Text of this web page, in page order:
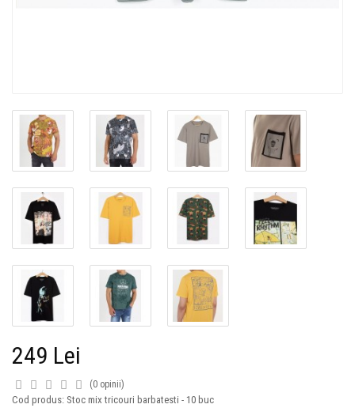
249 Lei
(0 opinii)
Cod produs: Stoc mix tricouri barbatesti - 10 buc